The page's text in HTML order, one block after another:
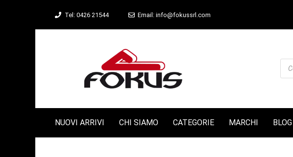
contenuto
Tel: 0426 21544 Email: info@fokussrl.com
NUOVI ARRIVI CHI SIAMO CATEGORIE MARCHI BLOG